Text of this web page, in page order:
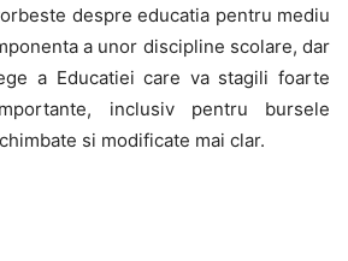
despre educatia pentru mediu
a unor discipline scolare, dar
a Educatiei care va stagili foarte
inclusiv pentru bursele
si modificate mai clar.